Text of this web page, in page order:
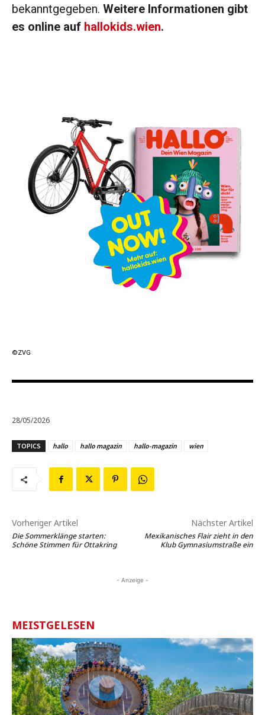
bekanntgegeben. Weitere Informationen gibt
es online auf hallokids.wien.
©ZVG
28/05/2026
TOPICS hallo hallo magazin hallo-magazin wien
Vorheriger Artikel
Die Sommerklänge starten:
Schöne Stimmen für Ottakring
Nächster Artikel
Mexikanisches Flair zieht in den
Klub Gymnasiumstraße ein
- Anzeige -
MEISTGELESEN